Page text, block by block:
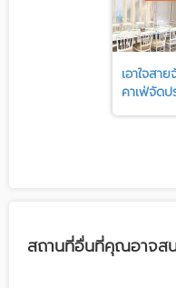
เอาใจสา
คาเฟ่จัด
สถานที่อื่นที่คุณอาจส